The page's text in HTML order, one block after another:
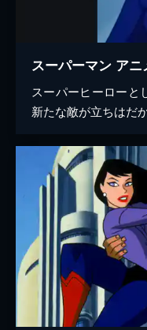
スーパーマン ア
スーパーヒーローと
新たな敵が立ちはだ